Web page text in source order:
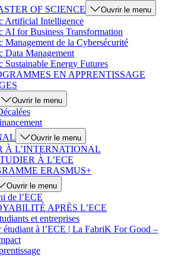
OF SCIENCE
Ouvrir le menu
Artificial Intelligence
AI for Business Transformation
Management de la Cybersécurité
Data Management
Sustainable Energy Futures
EN APPRENTISSAGE
Ouvrir le menu
Ouvrir le menu
À L’INTERNATIONAL
À L’ECE
ERASMUS+
Ouvrir le menu
de l’ECE
APRÈS L’ECE
et entreprises
étudiant à l’ECE | La FabriK For Good –